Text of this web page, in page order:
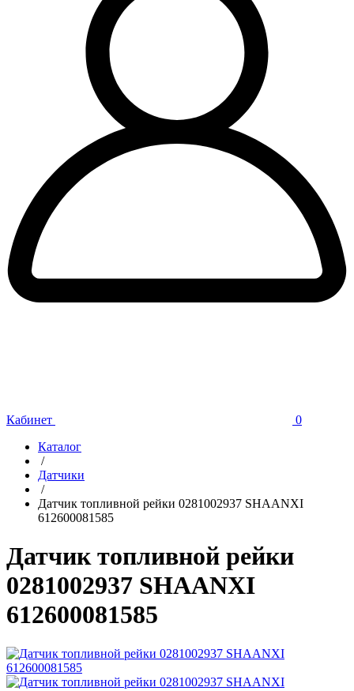
Кабинет
0
Каталог
/
Датчики
/
Датчик топливной рейки 0281002937 SHAANXI
612600081585
Датчик топливной рейки
0281002937 SHAANXI
612600081585